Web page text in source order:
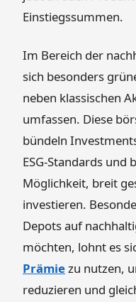
Einstiegssummen.
Im Bereich der
sich besonders
neben klassischen
umfassen. Diese
bündeln
ESG-Standards und
Möglichkeit, breit
investieren.
Depots auf
möchten, lohnt es
Prämiezu nutzen,
reduzieren und